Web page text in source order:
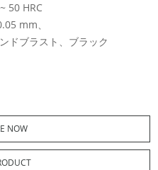
50 HRC
mm、
ドブラスト、ブラック
NOW